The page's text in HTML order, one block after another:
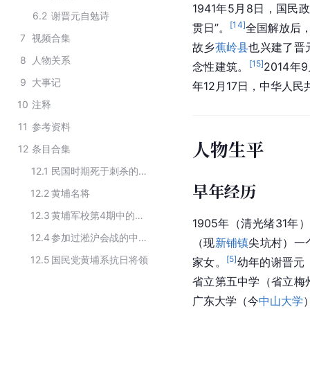
6.2 谢晋元自勉诗
7 视频合集
8
人物关系
9 大事记
10 注释
11 参考资料
12 条目合集
12.1
民国时期死于刺杀的人物
12.2黄埔名将
12.3
黄埔军校第4期中的国民党高级将领
12.4
参加过淞沪会战的中国军人
12.5 国民党黄埔系抗日将领
1941年5月8日，国民
贯日”。
[14]全国解放后
故乡蕉岭县也兴建了晋
念性建筑。
[15]2014年
年12月17日，中华人民
人物生平
早年经历
1905年（清光绪31年
（现新铺镇尖坑村）一
家女。
[5]幼年的谢晋元
省立第五中学（省立梅
广东大学（今中山大学